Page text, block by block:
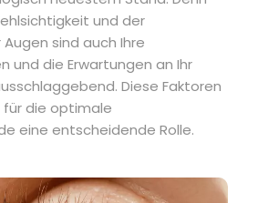
und der
sind auch Ihre
und die Erwartungen an Ihr
Diese Faktoren
für die optimale
eine entscheidende Rolle.